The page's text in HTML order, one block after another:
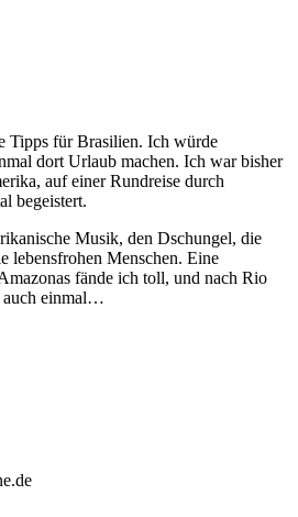
Tipps für Brasilien. Ich würde
dort Urlaub machen. Ich war bisher
auf einer Rundreise durch
begeistert.
Musik, den Dschungel, die
lebensfrohen Menschen. Eine
fände ich toll, und nach Rio
auch einmal…